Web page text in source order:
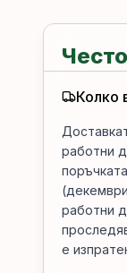
Колко
работни
работни
е